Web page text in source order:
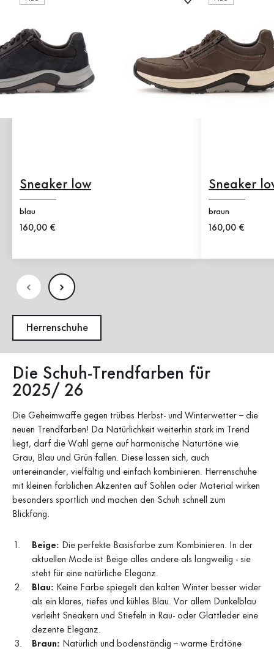
Sneaker low
blau
Neuer Preis
160,00 €
Sneaker
braun
Neuer Preis
160,00 €
Herrenschuhe
Die Schuh-Trendfarben für
2025/ 26
Die Geheimwaffe gegen trübes Herbst- und Winterwetter – die
neuen Trendfarben! Da Natürlichkeit weiterhin stark im Trend
liegt, darf die Wahl gerne auf harmonische Naturtöne wie
Grau, Blau und Grün fallen. Diese lassen sich, auch
untereinander, vielfältig und einfach kombinieren. Herrenschuhe
mit kleinen farblichen Akzenten auf Sohlen oder Material wirken
besonders sportlich und machen den Schuh schnell zum
Blickfang.
Beige: Die perfekte Basisfarbe zum Kombinieren. In der
aktuellen Mode ist Beige alles andere als langweilig - sie
steht für eine natürliche Eleganz.
Blau: Keine Farbe spiegelt den kalten Winter besser wider
als ein klares, tiefes und kühles Blau. Vor allem Dunkelblau
verleiht Sneakern und Stiefeln in Rau- oder Glattleder eine
dezente Eleganz.
Braun: Natürlich und bodenständig – warme Erdtöne